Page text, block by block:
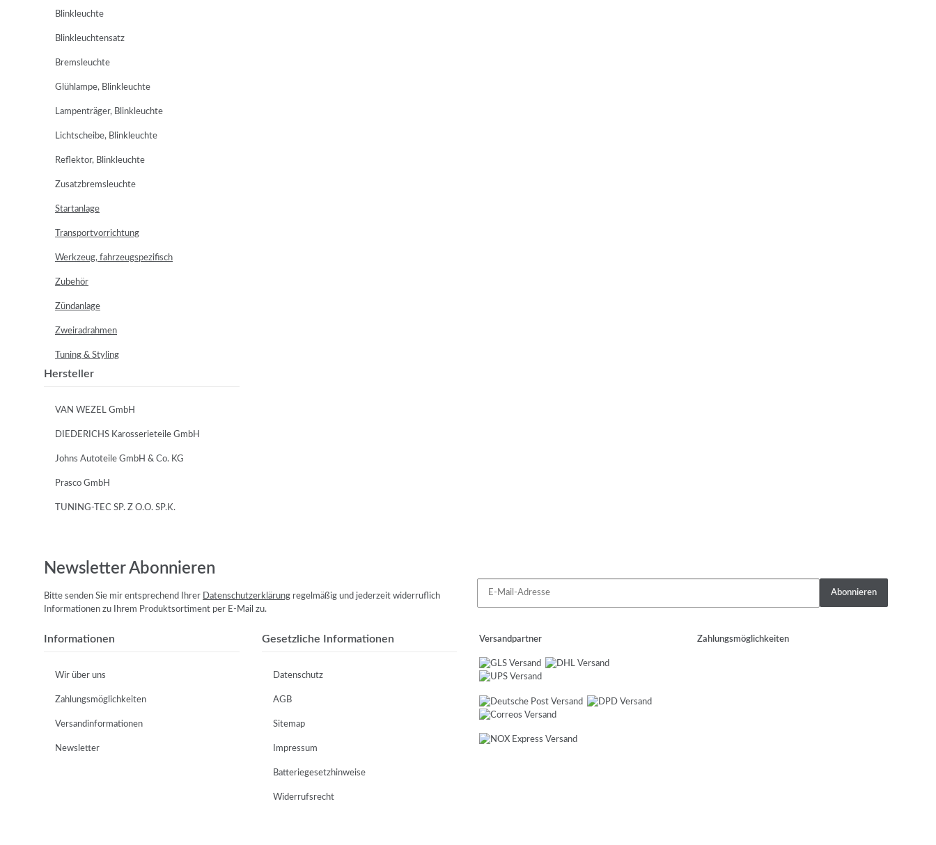
Blinkleuchte
Blinkleuchtensatz
Bremsleuchte
Glühlampe, Blinkleuchte
Lampenträger, Blinkleuchte
Lichtscheibe, Blinkleuchte
Reflektor, Blinkleuchte
Zusatzbremsleuchte
Startanlage
Transportvorrichtung
Werkzeug, fahrzeugspezifisch
Zubehör
Zündanlage
Zweiradrahmen
Tuning & Styling
Hersteller
VAN WEZEL GmbH
DIEDERICHS Karosserieteile GmbH
Johns Autoteile GmbH & Co. KG
Prasco GmbH
TUNING-TEC SP. Z O.O. SP.K.
Newsletter Abonnieren
Bitte senden Sie mir entsprechend Ihrer Datenschutzerklärung regelmäßig und jederzeit widerruflich
Informationen zu Ihrem Produktsortiment per E-Mail zu.
Abonnieren
Informationen
Wir über uns
Zahlungsmöglichkeiten
Versandinformationen
Newsletter
Gesetzliche Informationen
Datenschutz
AGB
Sitemap
Impressum
Batteriegesetzhinweise
Widerrufsrecht
Versandpartner Zahlungsmöglichkeiten